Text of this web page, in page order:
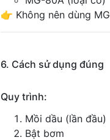
👉 Không nên dùng
6. Cách sử dụng đúng
Quy trình:
Mồi dầu (lần đầu)
Bật bơm